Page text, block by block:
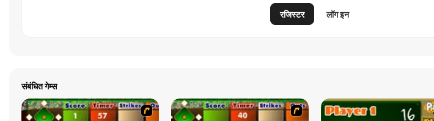
रजिस्टर लॉग इन
संबंधित गेम्स